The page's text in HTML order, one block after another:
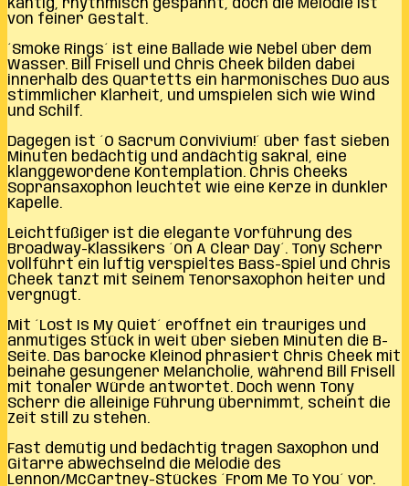
kantig, rhythmisch gespannt, doch die Melodie ist
von feiner Gestalt.
´Smoke Rings´ ist eine Ballade wie Nebel über dem
Wasser. Bill Frisell und Chris Cheek bilden dabei
innerhalb des Quartetts ein harmonisches Duo aus
stimmlicher Klarheit, und umspielen sich wie Wind
und Schilf.
Dagegen ist ´O Sacrum Convivium!´ über fast sieben
Minuten bedächtig und andächtig sakral, eine
klanggewordene Kontemplation. Chris Cheeks
Sopransaxophon leuchtet wie eine Kerze in dunkler
Kapelle.
Leichtfüßiger ist die elegante Vorführung des
Broadway-Klassikers ´On A Clear Day´. Tony Scherr
vollführt ein luftig verspieltes Bass-Spiel und Chris
Cheek tanzt mit seinem Tenorsaxophon heiter und
vergnügt.
Mit ´Lost Is My Quiet´ eröffnet ein trauriges und
anmutiges Stück in weit über sieben Minuten die B-
Seite. Das barocke Kleinod phrasiert Chris Cheek mit
beinahe gesungener Melancholie, während Bill Frisell
mit tonaler Würde antwortet. Doch wenn Tony
Scherr die alleinige Führung übernimmt, scheint die
Zeit still zu stehen.
Fast demütig und bedächtig tragen Saxophon und
Gitarre abwechselnd die Melodie des
Lennon/McCartney-Stückes ´From Me To You´ vor.